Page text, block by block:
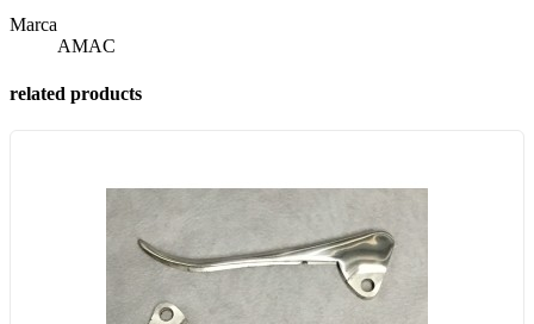
Marca
AMAC
related products